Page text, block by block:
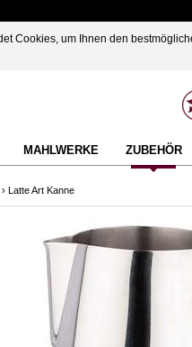
Cookies, um Ihnen den
MAHLWERKE ZUBEHÖR
› Latte Art Kanne